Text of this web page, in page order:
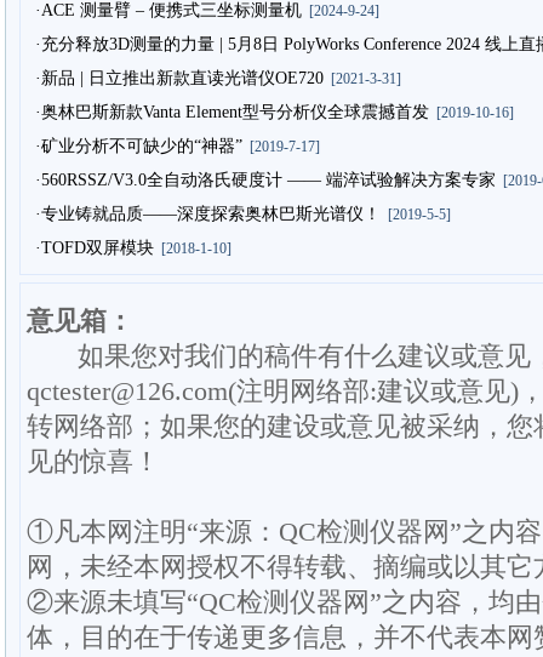
·ACE 测量臂 – 便携式三坐标测量机[2024-9-24]
·充分释放3D测量的力量 | 5月8日 PolyWorks Conference 2024 线上
·新品 | 日立推出新款直读光谱仪OE720[2021-3-31]
·奥林巴斯新款Vanta Element型号分析仪全球震撼首发[2019-10-16]
·矿业分析不可缺少的“神器”[2019-7-17]
·560RSSZ/V3.0全自动洛氏硬度计 —— 端淬试验解决方案专家
·专业铸就品质——深度探索奥林巴斯光谱仪！ [2019-5-5]
·TOFD双屏模块[2018-1-10]
意见箱：
如果您对我们的稿件有什么建议或意见
qctester@126.com(注明网络部:建议或意见)
转网络部；如果您的建设或意见被采纳，
见的惊喜！
①凡本网注明“来源：QC检测仪器网”之内
网，未经本网授权不得转载、摘编或以其它
②来源未填写“QC检测仪器网”之内容，均
体，目的在于传递更多信息，并不代表本